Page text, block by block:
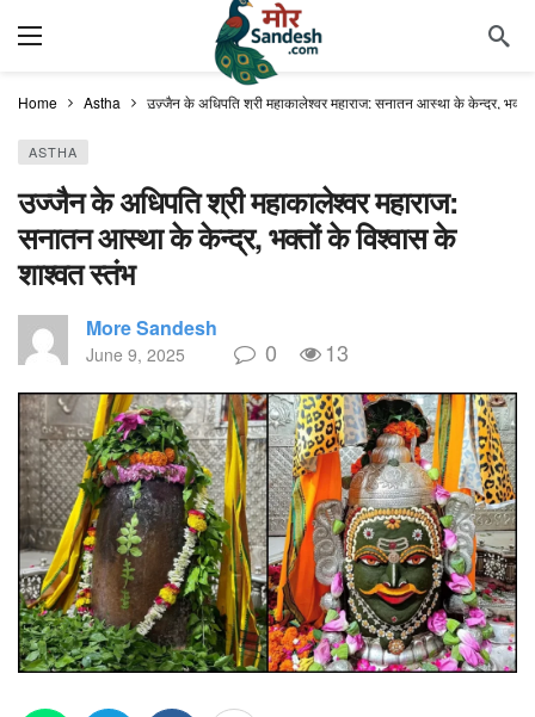
Home Astha उज्जैन के अधिपति श्री महाकालेश्वर महाराज: सनातन आस्था के केन्द्र,
ASTHA
उज्जैन के अधिपति श्री महाकालेश्वर महाराज:
सनातन आस्था के केन्द्र, भक्तों के विश्वास के
शाश्वत स्तंभ
More Sandesh
June 9, 2025 0 13